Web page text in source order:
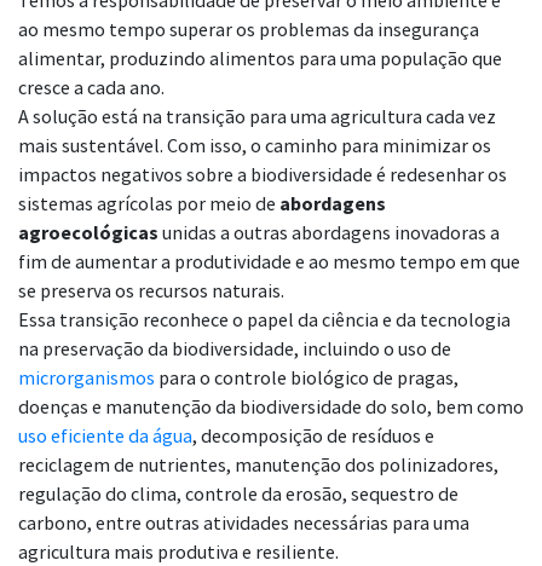
ao mesmo tempo superar os problemas da insegurança
alimentar, produzindo alimentos para uma população que
cresce a cada ano.
A solução está na transição para uma agricultura cada vez
mais sustentável. Com isso, o caminho para minimizar os
impactos negativos sobre a biodiversidade é redesenhar os
sistemas agrícolas por meio de abordagens
agroecológicas unidas a outras abordagens inovadoras a
fim de aumentar a produtividade e ao mesmo tempo em que
se preserva os recursos naturais.
Essa transição reconhece o papel da ciência e da tecnologia
na preservação da biodiversidade, incluindo o uso de
microrganismos para o controle biológico de pragas,
doenças e manutenção da biodiversidade do solo, bem como
uso eficiente da água, decomposição de resíduos e
reciclagem de nutrientes, manutenção dos polinizadores,
regulação do clima, controle da erosão, sequestro de
carbono, entre outras atividades necessárias para uma
agricultura mais produtiva e resiliente.